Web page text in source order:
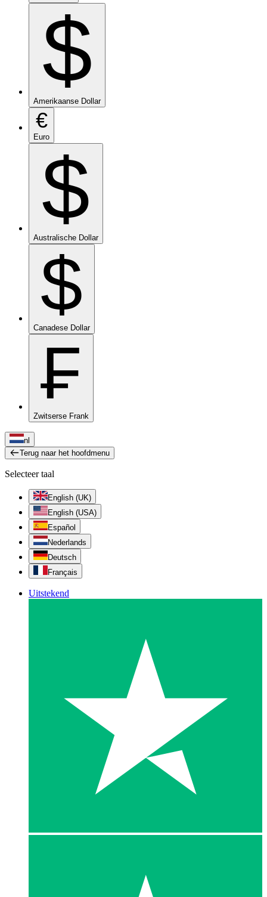
$
Amerikaanse Dollar
€
Euro
$
Australische Dollar
$
Canadese Dollar
₣
Zwitserse Frank
nl
Terug naar het hoofdmenu
Selecteer taal
English (UK)
English (USA)
Español
Nederlands
Deutsch
Français
Uitstekend